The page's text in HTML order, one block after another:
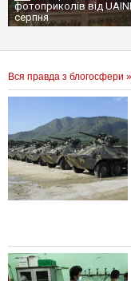
фотоприколів від
серпня
Вся правда з блогосфери »